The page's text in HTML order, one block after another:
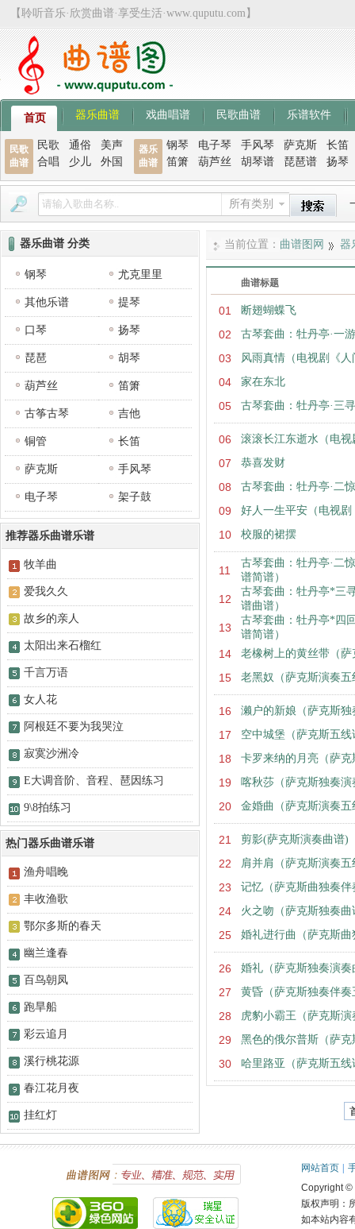
【聆听音乐·欣赏曲谱·享受生活·www.quputu.com】
首页 器乐曲谱 戏曲唱谱 民歌曲谱 乐谱软件
民歌
曲谱
民歌 通俗
美声
合唱
少儿 外国
器乐
曲谱
钢琴 电子琴 手风琴 萨克斯
长笛
笛箫
葫芦丝 胡琴谱 琵琶谱 扬琴
所有类别
当前位置： 曲谱图网 器
曲谱标题
01 断翅蝴蝶飞
02 古琴套曲：牡丹亭·一
03 风雨真情（电视剧《
04 家在东北
05 古琴套曲：牡丹亭·三
06 滚滚长江东逝水（电
07 恭喜发财
08 古琴套曲：牡丹亭·二
09 好人一生平安（电视
10 校服的裙摆
11
古琴套曲：牡丹亭·二
谱简谱）
12
古琴套曲：牡丹亭*三
谱曲谱）
13
古琴套曲：牡丹亭*四
谱简谱）
14 老橡树上的黄丝带（
15 老黑奴（萨克斯演奏五
16 濑户的新娘（萨克斯
17 空中城堡（萨克斯五线
18 卡罗来纳的月亮（萨
19 喀秋莎（萨克斯独奏
20 金婚曲（萨克斯演奏五
21 剪影(萨克斯演奏曲谱)
22 肩并肩（萨克斯演奏五
23 记忆（萨克斯曲独奏伴
24 火之吻（萨克斯独奏曲
25 婚礼进行曲（萨克斯
26 婚礼（萨克斯独奏演奏
27 黄昏（萨克斯独奏伴奏
28 虎豹小霸王（萨克斯演
29 黑色的俄尔普斯（萨
30 哈里路亚（萨克斯五线
器乐曲谱 分类
钢琴 尤克里里
其他乐谱 提琴
口琴 扬琴
琵琶 胡琴
葫芦丝 笛箫
古筝古琴 吉他
铜管 长笛
萨克斯 手风琴
电子琴 架子鼓
推荐器乐曲谱乐谱
牧羊曲
爱我久久
故乡的亲人
太阳出来石榴红
千言万语
女人花
阿根廷不要为我哭泣
寂寞沙洲冷
E大调音阶、音程、琶因练习
9\8拍练习
热门器乐曲谱乐谱
渔舟唱晚
丰收渔歌
鄂尔多斯的春天
幽兰逢春
百鸟朝凤
跑旱船
彩云追月
溪行桃花源
春江花月夜
挂红灯
网站首页
Copyright ©
版权声明：
如本站内容